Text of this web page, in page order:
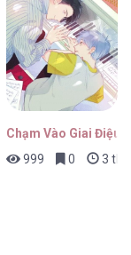
41
40
Night)
trước
Chạm Vào Giai Điệu
999
0 3